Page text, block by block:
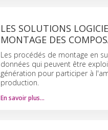
LES SOLUTIONS
MONTAGE DES
Les procédés de montage en
données qui peuvent être
génération pour participer à
production.
En savoir plus…